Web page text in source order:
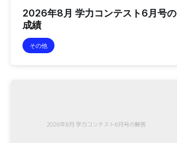
2026年8月 学力コンテスト6月号の
成績
その他